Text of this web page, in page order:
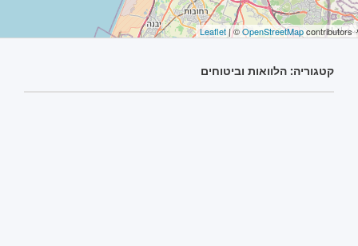
Leaflet| ©OpenStreetMapcontributors
קטגוריה: הלוואות וביטוחים